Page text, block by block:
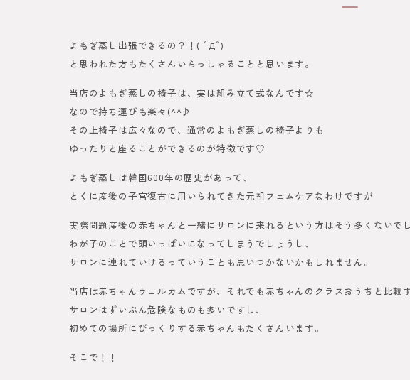
よもぎ蒸し出張できるの？！( ﾟДﾟ)
と思われた方もたくさんいらっしゃることと思います。
当店のよもぎ蒸しの椅子は、実は組み立て式なんです☆
なので持ち運びも楽々(^^♪
その上椅子は広々なので、通常のよもぎ蒸しの椅子よりも
ゆったりと座ることができるのが特徴です♡
よもぎ蒸しは韓国600年の歴史があって、
とくに産後の子宮復古に用いられてきた元祖フェムケアなわけですが
実際問題産後の赤ちゃんと一緒にサロンに来れるという方はそう多くないで
わが子のことで頭いっぱいになってしまうでしょうし、
サロンに連れていけるっていうことも思いつかないかもしれません。
当店は赤ちゃんウェルカムですが、それでも赤ちゃんのクラスおうちと比較
サロンはずいぶん危険なものも多いですし、
初めての場所にびっくりする赤ちゃんもたくさんいます。
そこで！！